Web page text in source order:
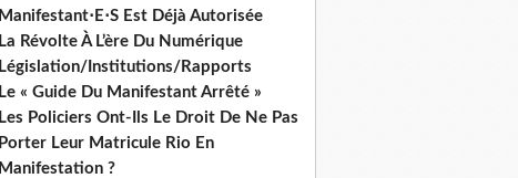
Manifestant⋅E⋅S Est Déjà Autorisée
La Révolte À L’ère Du Numérique
Législation/Institutions/Rapports
Le « Guide Du Manifestant Arrêté »
Les Policiers Ont-Ils Le Droit De Ne Pas
Porter Leur Matricule Rio En
Manifestation ?